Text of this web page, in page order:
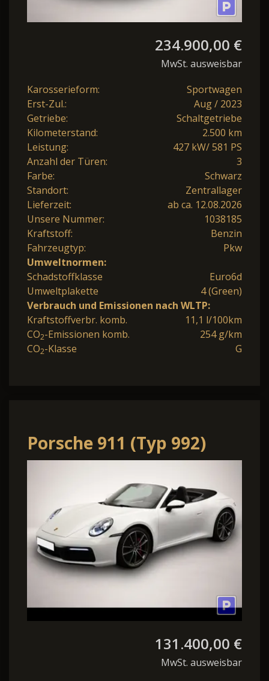
234.900,00 €
MwSt. ausweisbar
Karosserieform:
Sportwagen
Erst-Zul.:
Aug / 2023
Getriebe:
Schaltgetriebe
Kilometerstand:
2.500 km
Leistung:
427 kW/ 581 PS
Anzahl der Türen:
3
Farbe:
Schwarz
Standort:
Zentrallager
Lieferzeit:
ab ca. 12.08.2026
Unsere Nummer:
1038185
Kraftstoff:
Benzin
Fahrzeugtyp:
Pkw
Umweltnormen:
Schadstoffklasse
Euro6d
Umweltplakette
4 (Green)
Verbrauch und Emissionen nach WLTP:
Kraftstoffverbr. komb.
11,1 l/100km
CO2-Emissionen komb.
254 g/km
CO2-Klasse G
Porsche 911 (Typ 992)
Carrera S Cabriolet
131.400,00 €
MwSt. ausweisbar